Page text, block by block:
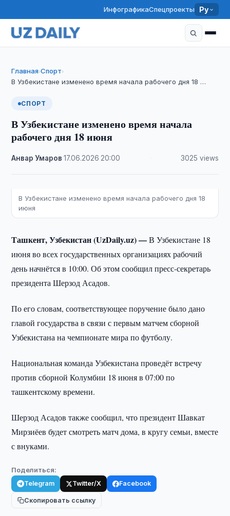
ИнфографикаСпецпроекты Ру
Главная›Спорт›
​​​​​​​В Узбекистане изменено время начала рабочего дня 18 …
СПОРТ
​​​​​​​В Узбекистане изменено время начала
рабочего дня 18 июня
Анвар Умаров ·17.06.2026 20:00 3025 views
В Узбекистане изменено время начала рабочего дня 18
июня
Ташкент, Узбекистан (UzDaily.uz) —В Узбекистане 18
июня во всех государственных организациях рабочий
день начнётся в 10:00. Об этом сообщил пресс-секретарь
президента Шерзод Асадов.
По его словам, соответствующее поручение было дано
главой государства в связи с первым матчем сборной
Узбекистана на чемпионате мира по футболу.
Национальная команда Узбекистана проведёт встречу
против сборной Колумбии 18 июня в 07:00 по
ташкентскому времени.
Шерзод Асадов также сообщил, что президент Шавкат
Мирзиёев будет смотреть матч дома, в кругу семьи, вместе
с внуками.
Поделиться:
Telegram Twitter/X Facebook
Скопировать ссылку